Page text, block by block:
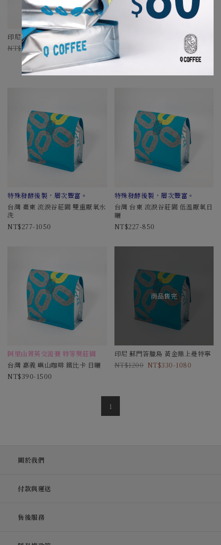
印尼 綠鑽曼特寧 日曬
960
270-864
台灣2024卓越盃 第十名
台灣 嘉義 野牡丹咖啡莊園 藝伎
日曬
特殊發酵後製，層次豐富。
台灣 臺東 流淚谷莊園 雙重厭氧水
洗
277-1050
特殊發酵後製，層次豐富。
台灣 台東 流淚谷莊園 低溫厭氧日
曬
227-850
阿里山菁英交流賽 特等獎莊園
台灣 嘉義 嶼山咖啡 鐵比卡 日曬
390-1500
商品售完
印尼 蘇門答臘島 黃金鼎上曼特寧
1200
330-1080
1
關於我們
付款與運送
售後服務